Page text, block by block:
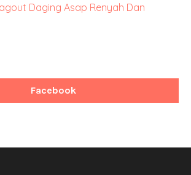
Daging Asap Renyah Dan
Facebook